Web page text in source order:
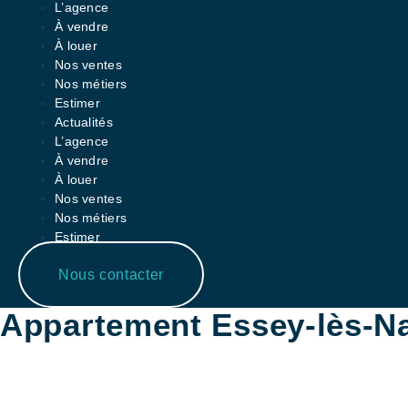
L’agence
À vendre
À louer
Nos ventes
Nos métiers
Estimer
Actualités
L’agence
À vendre
À louer
Nos ventes
Nos métiers
Estimer
Nous contacter
Appartement Essey-lès-